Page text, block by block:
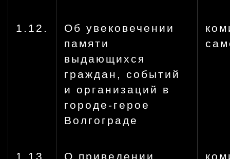
1.12.
Об увековечении
памяти
выдающихся
граждан, событий
и организаций в
городе-герое
Волгограде
1.13.
О приведении